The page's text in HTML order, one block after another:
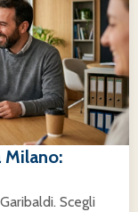
Milano:
Scegli